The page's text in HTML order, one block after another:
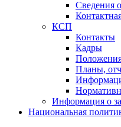
Сведения
КСП
Контакты
Кадры
Планы,
Информация о
Национальная